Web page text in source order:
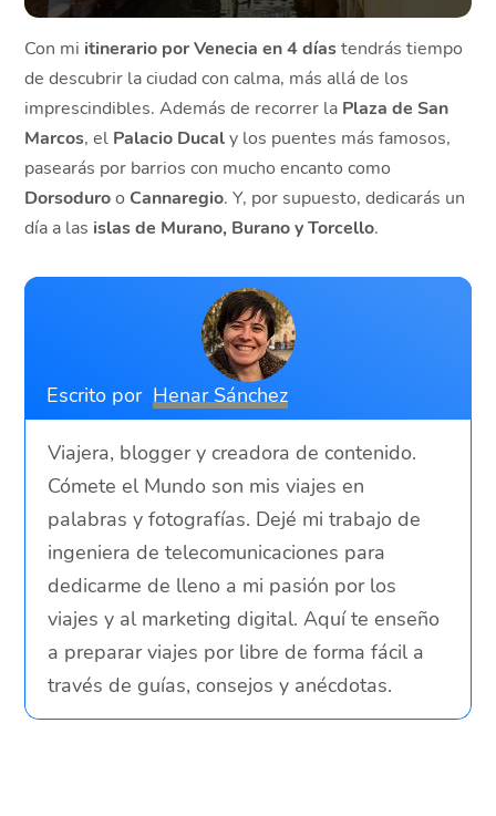
Con mi itinerario por Venecia en 4 díastendrás tiempo
de descubrir la ciudad con calma, más allá de los
imprescindibles. Además de recorrer la Plaza de San
Marcos, el Palacio Ducaly los puentes más famosos,
pasearás por barrios con mucho encanto como
Dorsoduroo Cannaregio. Y, por supuesto, dedicarás un
día a las islas de Murano, Burano y Torcello.
Escrito por Henar Sánchez
Viajera, blogger y creadora de contenido.
Cómete el Mundo son mis viajes en
palabras y fotografías. Dejé mi trabajo de
ingeniera de telecomunicaciones para
dedicarme de lleno a mi pasión por los
viajes y al marketing digital. Aquí te enseño
a preparar viajes por libre de forma fácil a
través de guías, consejos y anécdotas.